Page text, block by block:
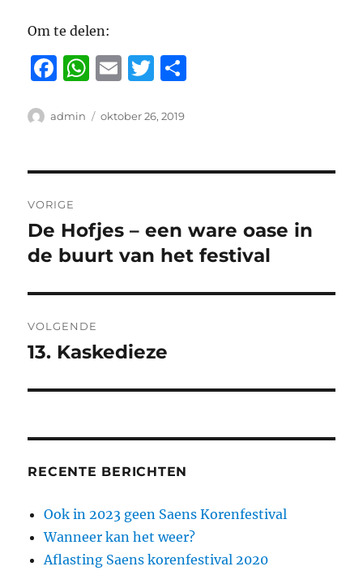
Om te delen:
F
c
b
o
o
k
W
at
A
p
E
ai
T
it
r
Auteur
admin
Geplaatst
oktober 26, 2019
navigatie
VORIGE
Vorig
bericht:
De Hofjes – een ware oase in
de buurt van het festival
VOLGENDE
Volgend
13. Kaskedieze
RECENTE BERICHTEN
Ook in 2023 geen Saens Korenfestival
Wanneer kan het weer?
Aflasting Saens korenfestival 2020